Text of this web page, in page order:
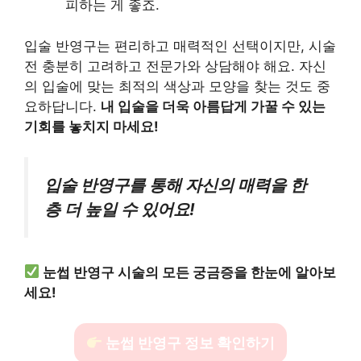
피하는 게 좋죠.
입술 반영구는 편리하고 매력적인 선택이지만, 시술
전 충분히 고려하고 전문가와 상담해야 해요. 자신
의 입술에 맞는 최적의 색상과 모양을 찾는 것도 중
요하답니다. 내 입술을 더욱 아름답게 가꿀 수 있는
기회를 놓치지 마세요!
입술 반영구를 통해 자신의 매력을 한
층 더 높일 수 있어요!
눈썹 반영구 시술의 모든 궁금증을 한눈에 알아보
세요!
눈썹 반영구 정보 확인하기